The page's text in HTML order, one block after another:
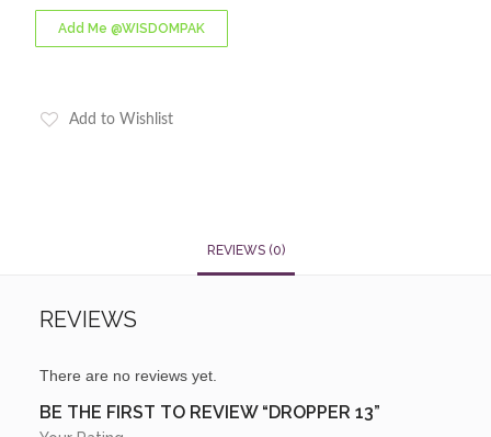
Add Me @WISDOMPAK
Add to Wishlist
REVIEWS (0)
REVIEWS
There are no reviews yet.
BE THE FIRST TO REVIEW “DROPPER 13”